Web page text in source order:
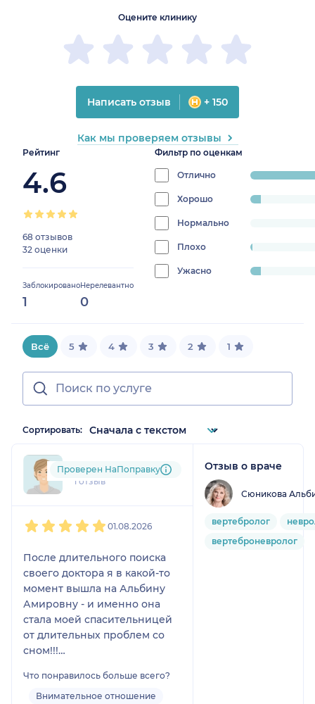
Рейтинг
4.6
68 отзывов
32 оценки
Заблокировано
1
Нерелевантно
0
Фильтр по оценкам
Отлично
progress:
Хорошо
5.05050505050505%
Нормально
0%
Плохо
progress:
Ужасно
5.05050505050505%
Оцените клинику
Написать отзыв + 150
Как мы проверяем отзывы
Всё 5 4 3 2 1
Сортировать:
liz....@....ru
1 отзыв
Проверен НаПоправку
01.08.2026
После длительного поиска
своего доктора я в какой-то
момент вышла на Альбину
Амировну - и именно она
стала моей спасительницей
от длительных проблем со
сном!!!
подобрала для меня
идеальную терапию, также я
Что понравилось больше всего?
Внимательное отношение
Отзыв о враче
Сюникова
вертебролог
вертеброневролог